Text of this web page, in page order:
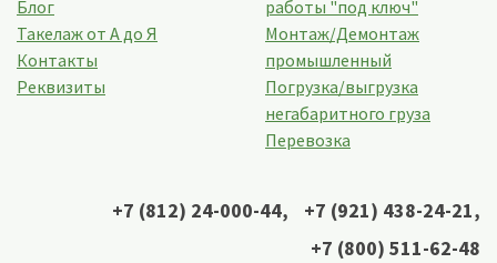
Блог
Такелаж от А до Я
Контакты
Реквизиты
работы "под ключ"
Монтаж/Демонтаж
промышленный
Погрузка/выгрузка
негабаритного груза
Перевозка
+7 (812) 24-000-44, +7 (921) 438-24-21,
+7 (800) 511-62-48